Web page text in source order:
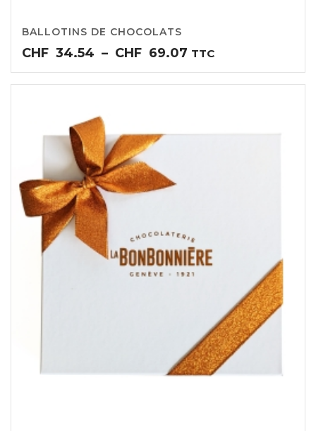
BALLOTINS DE CHOCOLATS
CHF 34.54 – CHF 69.07 Plage
de
prix :
CHF69.07
TTC